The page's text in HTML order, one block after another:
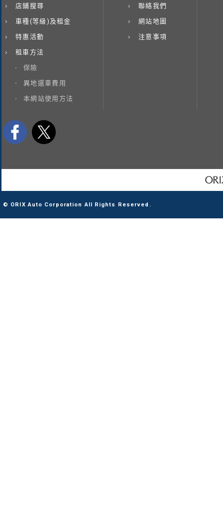
店鋪搜尋
車種(等級)及租金
特惠活動
租車方法
保險
異地還車費用
本網站使用方法
聯絡我們
網站地圖
注意事項
© ORIX Auto Corporation All Rights Reserved.